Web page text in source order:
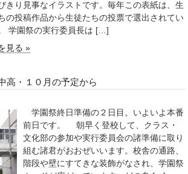
きり見事なイラストです。毎年この表紙は、生
の投稿作品から生徒たちの投票で選出されてい
学園祭の実行委員長は […]
見る »
高・１０月の予定から
学園祭終日準備の２日目。いよいよ本番
前日です。 朝早く登校して、クラス・
文化部の参加や実行委員会の諸準備に取り
組む諸君がおおぜいいます。校舎の通路、
階段や壁にすてきな装飾がなされ、学園祭